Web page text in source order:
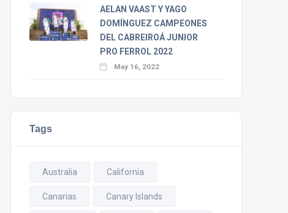
AELAN VAAST Y YAGO
DOMÍNGUEZ CAMPEONES
DEL CABREIROÁ JUNIOR
PRO FERROL 2022
May 16, 2022
Tags
Australia California
Canarias Canary Islands